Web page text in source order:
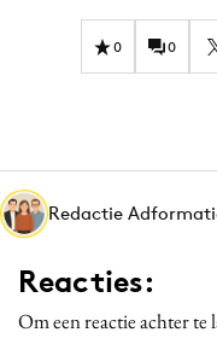
Diversiteit
Interne communicatie
Martech
Media
Merkstrategie
PR
0 0
Redactie
Reacties:
Om een reactie achter te